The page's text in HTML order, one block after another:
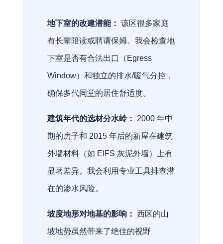
地下室的改建潜能： 该区很多家庭
有长辈陪读或聘请保姆。我会检查地
下室是否有合法出口（Egress
Window）和独立的排水/暖气分控，
确保多代同堂的居住舒适度。
建筑年代的选材分水岭： 2000 年中
期的房子和 2015 年后的新屋在建筑
外墙材料（如 EIFS 灰泥外墙）上有
显著差异。我会利用专业工具排查潜
在的渗水风险。
坡度地形对地基的影响： 西区的山
坡地势虽然带来了绝佳的视野